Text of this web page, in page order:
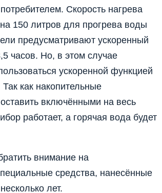
Скорость нагрева
150 литров для прогрева воды
предусматривают ускоренный
часов. Но, в этом случае
ускоренной функцией
как накопительные
включёнными на весь
работает, а горячая вода будет
внимание на
средства, нанесённые
лет.